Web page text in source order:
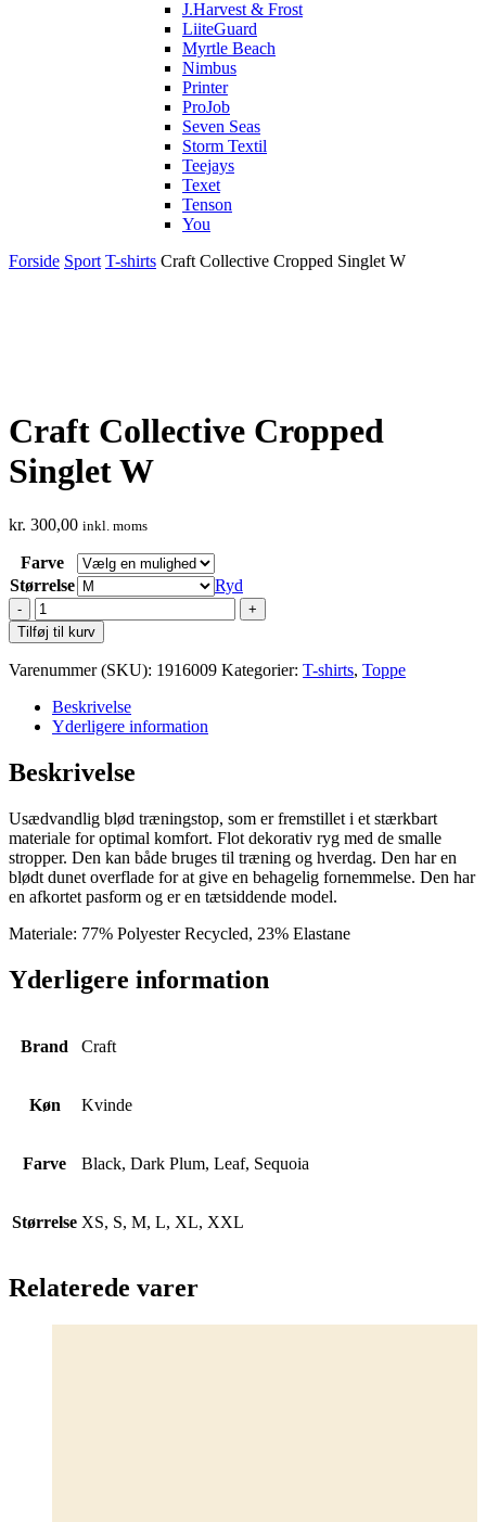
J.Harvest & Frost
LiiteGuard
Myrtle Beach
Nimbus
Printer
ProJob
Seven Seas
Storm Textil
Teejays
Texet
Tenson
You
Forside Sport T-shirts Craft Collective Cropped Singlet W
Craft Collective Cropped
Singlet W
kr. 300,00 inkl. moms
Farve
Størrelse
Ryd
Craft
Collective
Cropped
Singlet
antal
Tilføj til kurv
Varenummer (SKU): 1916009 Kategorier: T-shirts, Toppe
Beskrivelse
Yderligere information
Beskrivelse
Usædvandlig blød træningstop, som er fremstillet i et stærkbart
materiale for optimal komfort. Flot dekorativ ryg med de smalle
stropper. Den kan både bruges til træning og hverdag. Den har en
blødt dunet overflade for at give en behagelig fornemmelse. Den har
en afkortet pasform og er en tætsiddende model.
Materiale: 77% Polyester Recycled, 23% Elastane
Yderligere information
Brand Craft
Køn Kvinde
Farve Black, Dark Plum, Leaf, Sequoia
Størrelse XS, S, M, L, XL, XXL
Relaterede varer